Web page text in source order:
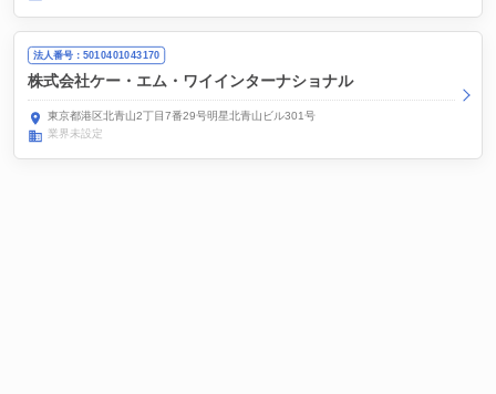
法人番号：5010401043170
株式会社ケー・エム・ワイインターナショナル
東京都港区北青山2丁目7番29号明星北青山ビル301号
業界未設定